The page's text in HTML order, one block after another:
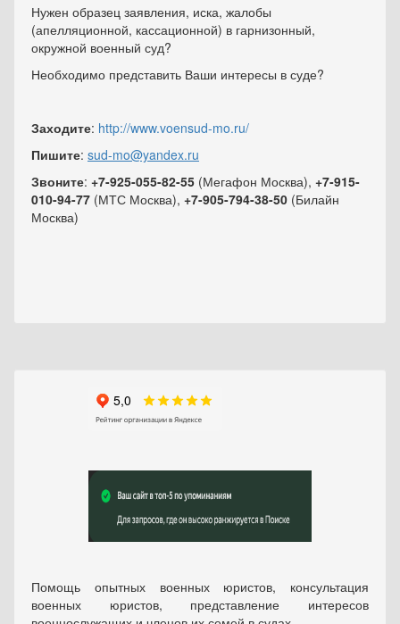
Нужен образец заявления, иска, жалобы
(апелляционной, кассационной) в гарнизонный,
окружной военный суд?
Необходимо представить Ваши интересы в суде?
Заходите: http://www.voensud-mo.ru/
Пишите: sud-mo@yandex.ru
Звоните: +7-925-055-82-55 (Мегафон Москва), +7-915-
010-94-77 (МТС Москва), +7-905-794-38-50 (Билайн
Москва)
Помощь опытных военных юристов, консультация
военных юристов, представление интересов